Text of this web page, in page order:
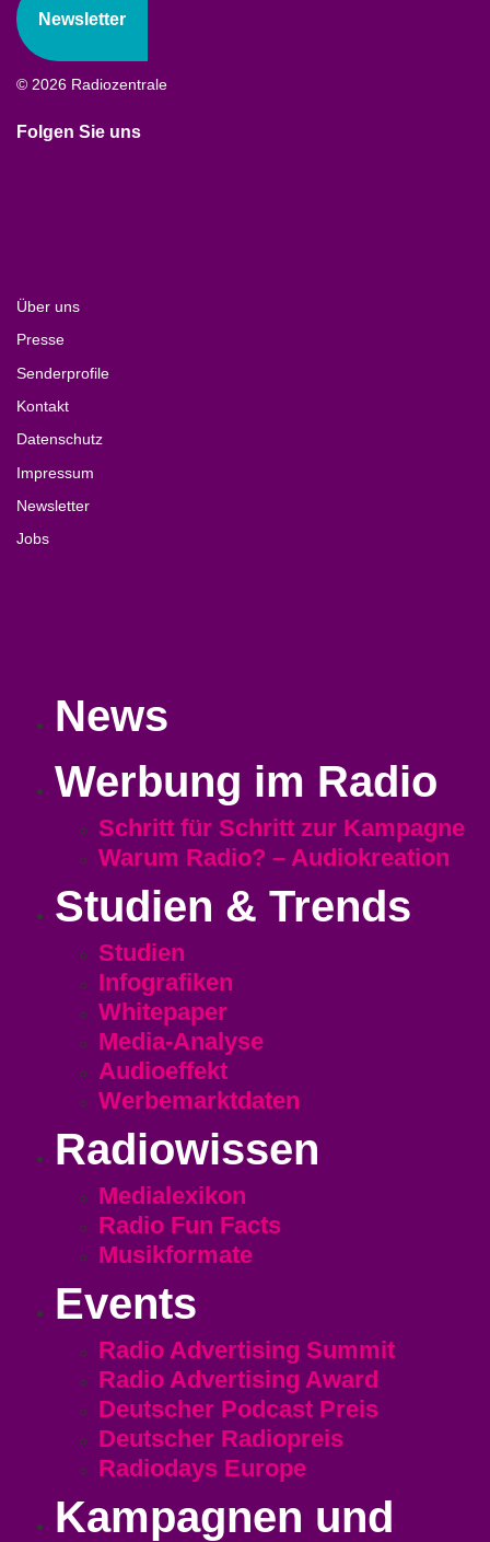
Newsletter
© 2026 Radiozentrale
Folgen Sie uns
Über uns
Presse
Senderprofile
Kontakt
Datenschutz
Impressum
Newsletter
Jobs
News
Werbung im Radio
Schritt für Schritt zur Kampagne
Warum Radio? – Audiokreation
Studien & Trends
Studien
Infografiken
Whitepaper
Media-Analyse
Audioeffekt
Werbemarktdaten
Radiowissen
Medialexikon
Radio Fun Facts
Musikformate
Events
Radio Advertising Summit
Radio Advertising Award
Deutscher Podcast Preis
Deutscher Radiopreis
Radiodays Europe
Kampagnen und